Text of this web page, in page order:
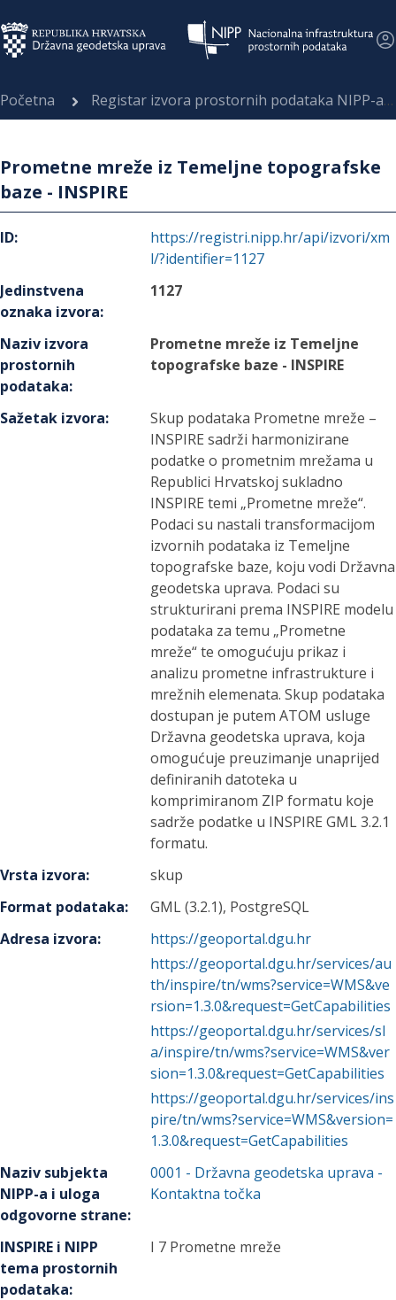
Početna Registar izvora prostornih podataka NIPP-a
Prometne mreže iz Temeljne topografske
baze - INSPIRE
ID:
https://registri.nipp.hr/api/izvori/xm
l/?identifier=1127
Jedinstvena
oznaka izvora:
1127
Naziv izvora
prostornih
podataka:
Prometne mreže iz Temeljne
topografske baze - INSPIRE
Sažetak izvora:
Skup podataka Prometne mreže –
INSPIRE sadrži harmonizirane
podatke o prometnim mrežama u
Republici Hrvatskoj sukladno
INSPIRE temi „Prometne mreže“.
Podaci su nastali transformacijom
izvornih podataka iz Temeljne
topografske baze, koju vodi Državna
geodetska uprava. Podaci su
strukturirani prema INSPIRE modelu
podataka za temu „Prometne
mreže“ te omogućuju prikaz i
analizu prometne infrastrukture i
mrežnih elemenata. Skup podataka
dostupan je putem ATOM usluge
Državna geodetska uprava, koja
omogućuje preuzimanje unaprijed
definiranih datoteka u
komprimiranom ZIP formatu koje
sadrže podatke u INSPIRE GML 3.2.1
formatu.
Vrsta izvora:
skup
Format podataka:
GML (3.2.1), PostgreSQL
Adresa izvora:
https://geoportal.dgu.hr
https://geoportal.dgu.hr/services/au
th/inspire/tn/wms?service=WMS&ve
rsion=1.3.0&request=GetCapabilities
https://geoportal.dgu.hr/services/sl
a/inspire/tn/wms?service=WMS&ver
sion=1.3.0&request=GetCapabilities
https://geoportal.dgu.hr/services/ins
pire/tn/wms?service=WMS&version=
1.3.0&request=GetCapabilities
Naziv subjekta
NIPP-a i uloga
odgovorne strane:
0001 - Državna geodetska uprava -
Kontaktna točka
INSPIRE i NIPP
tema prostornih
podataka:
I 7 Prometne mreže